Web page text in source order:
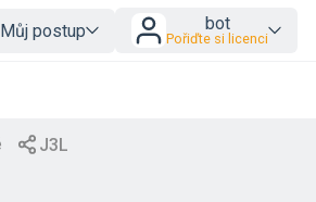
Můj postup bot
Pořiďte si licenci